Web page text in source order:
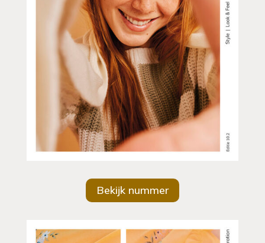
Bekijk nummer